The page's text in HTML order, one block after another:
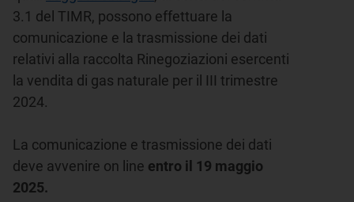
3.1 del TIMR, possono effettuare la
comunicazione e la trasmissione dei dati
relativi alla raccolta Rinegoziazioni esercenti
la vendita di gas naturale per il III trimestre
2024.
La comunicazione e trasmissione dei dati
deve avvenire on line entro il 19 maggio
2025.